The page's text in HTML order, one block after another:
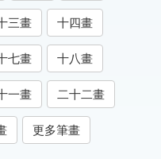
三畫 十四畫
七畫 十八畫
一畫 二十二畫
更多筆畫